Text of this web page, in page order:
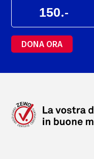
.-
DONA ORA